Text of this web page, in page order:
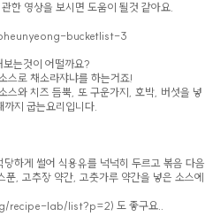
한 영상을 보시면 도움이 될것 같아요.
bucketlist-3
는것이 어떨까요?
스로 채소라쟈냐를 하는거죠!
스와 치즈 듬뿍, 또 구운가지, 호박, 버섯을 넣
지 굽는요리입니다.
하게 썰어 식용유를 넉넉히 두르고 볶음 다음
푼, 고추장 약간, 고춧가루 약간을 넣은 소스에
recipe-lab/list?p=2) 도 좋구요..